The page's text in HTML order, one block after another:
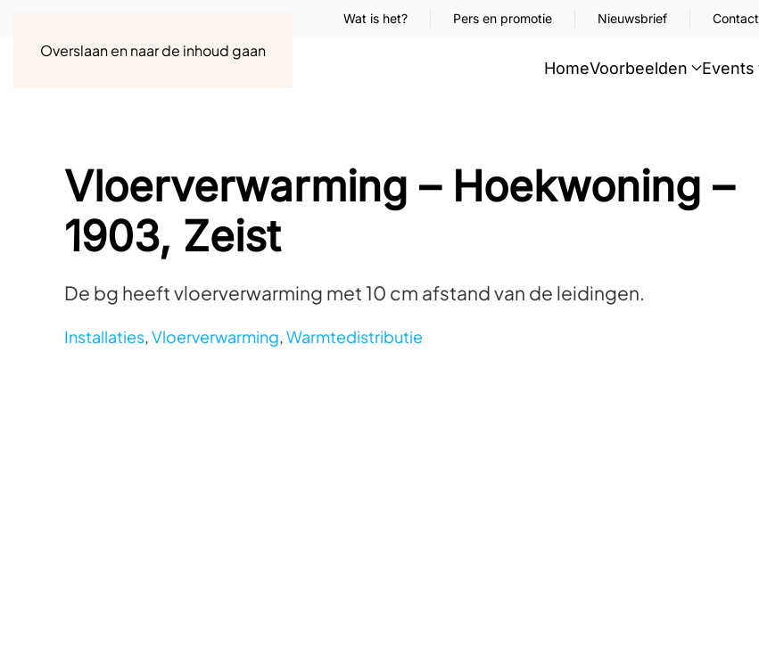
Overslaan en naar de inhoud gaan
Wat is het? Pers en promotie Nieuwsbrief Contact
HomeVoorbeelden Events
Vloerverwarming – Hoekwoning –
1903, Zeist
De bg heeft vloerverwarming met 10 cm afstand van de leidingen.
Installaties,Vloerverwarming,Warmtedistributie